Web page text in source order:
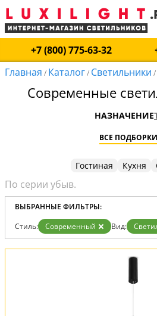
+7 (800) 775-63-32
Главная / Каталог/ Светильники /
Современные
НАЗНАЧЕНИЕ
ВСЕ ПОДБОРКИ
Гостиная Кухня
ВЫБРАННЫЕ ФИЛЬТРЫ:
Стиль: Современный Вид: